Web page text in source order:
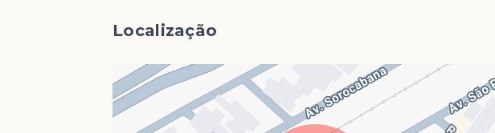
Localização